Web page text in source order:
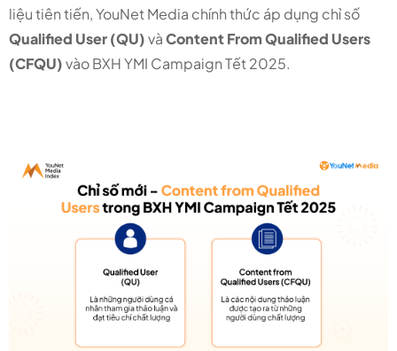
liệu tiên tiến, YouNet Media chính thức áp dụng chỉ số
Qualified User (QU)vàContent From Qualified Users
(CFQU)vào BXH YMI Campaign Tết 2025.